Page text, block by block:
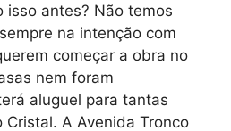
isso antes? Não temos
na intenção com
começar a obra no
nem foram
aluguel para tantas
Cristal. A Avenida Tronco